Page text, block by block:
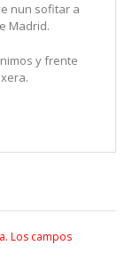
nun sofitar a
Madrid.
y frente
Los campos